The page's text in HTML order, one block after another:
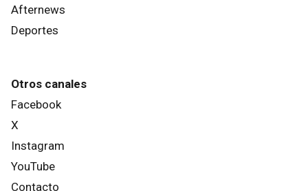
Afternews
Deportes
Otros canales
Facebook
X
Instagram
YouTube
Contacto